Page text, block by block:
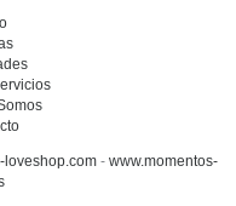
loveshop.com - www.momentos-